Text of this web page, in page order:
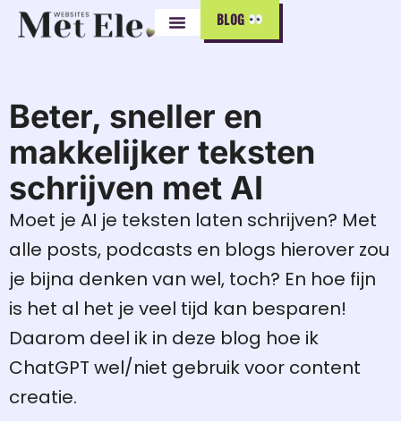
BLOG
Beter, sneller en
makkelijker teksten
schrijven met AI
Moet je AI je teksten laten schrijven? Met
alle posts, podcasts en blogs hierover zou
je bijna denken van wel, toch? En hoe fijn
is het al het je veel tijd kan besparen!
Daarom deel ik in deze blog hoe ik
ChatGPT wel/niet gebruik voor content
creatie.